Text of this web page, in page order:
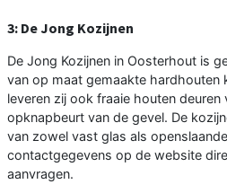
3: De Jong Kozijnen
De Jong Kozijnen in Oosterhout is
van op maat gemaakte hardhouten
leveren zij ook fraaie houten
opknapbeurt van de gevel. De
van zowel vast glas als
contactgegevens op de website
aanvragen.